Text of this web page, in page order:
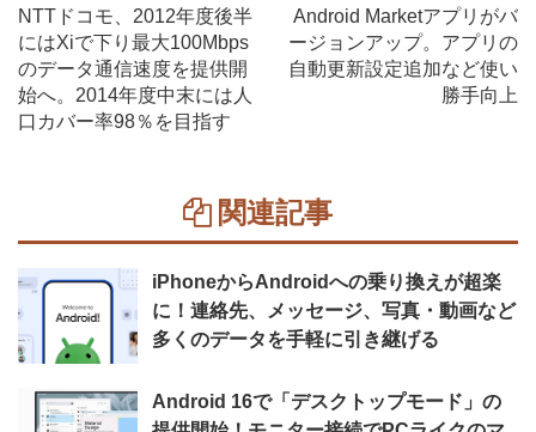
NTTドコモ、2012年度後半
にはXiで下り最大100Mbps
のデータ通信速度を提供開
始へ。2014年度中末には人
口カバー率98％を目指す
Android Marketアプリがバ
ージョンアップ。アプリの
自動更新設定追加など使い
勝手向上
関連記事
iPhoneからAndroidへの乗り換えが超楽
に！連絡先、メッセージ、写真・動画など
多くのデータを手軽に引き継げる
Android 16で「デスクトップモード」の